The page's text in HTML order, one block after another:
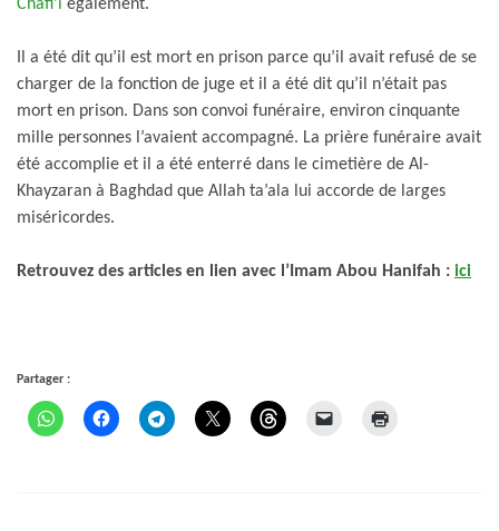
Chafi’i également.
Il a été dit qu’il est mort en prison parce qu’il avait refusé de se
charger de la fonction de juge et il a été dit qu’il n’était pas
mort en prison. Dans son convoi funéraire, environ cinquante
mille personnes l’avaient accompagné. La prière funéraire avait
été accomplie et il a été enterré dans le cimetière de Al-
Khayzaran à Baghdad que Allah ta’ala lui accorde de larges
miséricordes.
Retrouvez des articles en lien avec l’Imam Abou Hanifah : ici
Partager :